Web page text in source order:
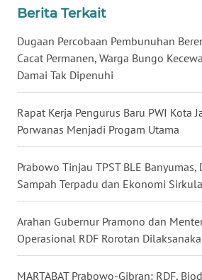
Berita Terkait
Dugaan Percobaan Pembunuhan
Cacat Permanen, Warga Bungo
Damai Tak Dipenuhi
Rapat Kerja Pengurus Baru PWI Kota
Porwanas Menjadi Progam Utama
Prabowo Tinjau TPST BLE
Sampah Terpadu dan Ekonomi
Arahan Gubernur Pramono dan
Operasional RDF Rorotan
MARTABAT Prabowo-Gibran: RDF,
WN
GORONTALO
WN
SULUT
WN
MALUKU
WN
MALUT
WN